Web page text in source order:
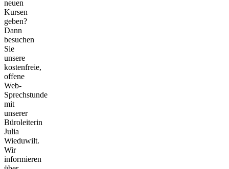
neuen
Kursen
geben?
Dann
besuchen
Sie
unsere
kostenfreie,
offene
Web-
Sprechstunde
mit
unserer
Büroleiterin
Julia
Wieduwilt.
Wir
informieren